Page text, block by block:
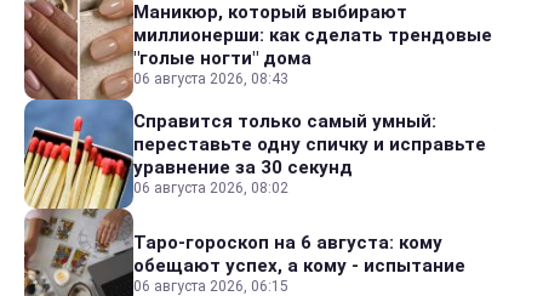
Маникюр, который выбирают
миллионерши: как сделать трендовые
"голые ногти" дома
06 августа 2026, 08:43
Справится только самый умный:
переставьте одну спичку и исправьте
уравнение за 30 секунд
06 августа 2026, 08:02
Таро-гороскоп на 6 августа: кому
обещают успех, а кому - испытание
06 августа 2026, 06:15